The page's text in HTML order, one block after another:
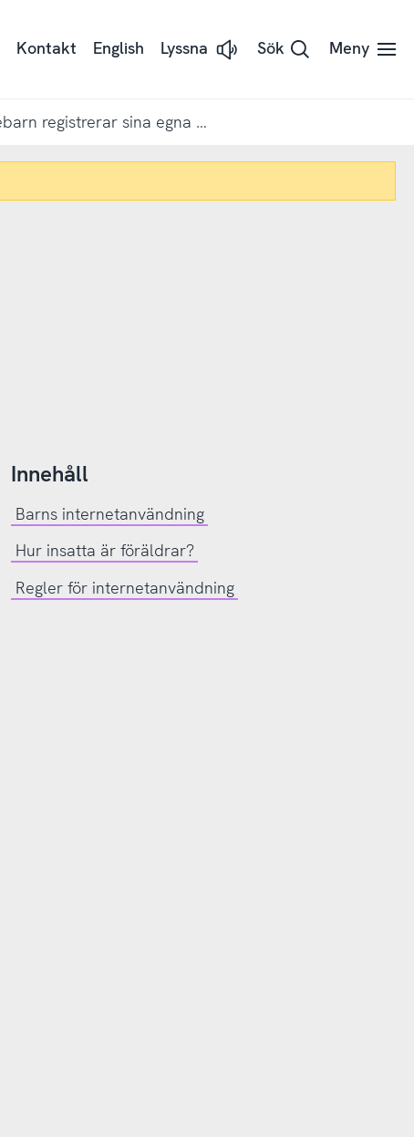
Kontakt English Lyssna
Lyssna
med
Readspeaker
Sök Meny
1 av 10 mellanstadiebarn registrerar sina egna användarkonton på nätet
Innehåll
Barns internetanvändning
Hur insatta är föräldrar?
Regler för internetanvändning